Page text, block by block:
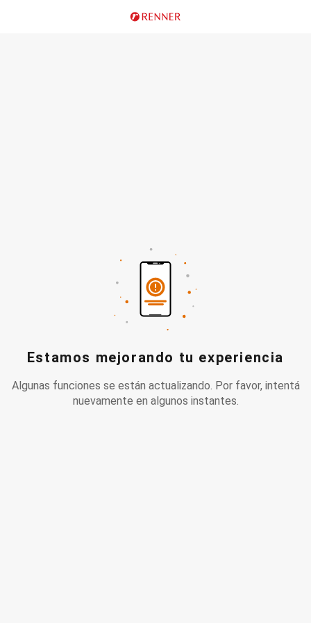
Estamos mejorando tu experiencia
Algunas funciones se están actualizando. Por favor, intentá
nuevamente en algunos instantes.